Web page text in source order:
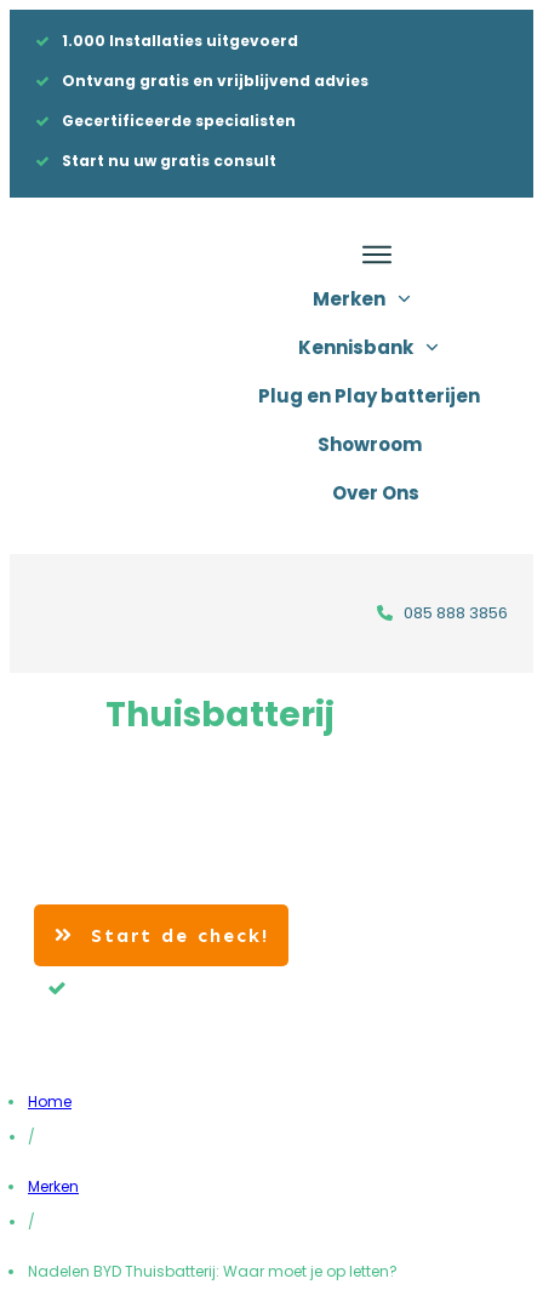
1.000 Installaties uitgevoerd
Ontvang gratis en vrijblijvend advies
Gecertificeerde specialisten
Start nu uw gratis consult
Merken
Kennisbank
Plug en Play batterijen
Showroom
Over Ons
085 888 3856
Thuisbatterij
Start de check!
Home
/
Merken
/
Nadelen BYD Thuisbatterij: Waar moet je op letten?